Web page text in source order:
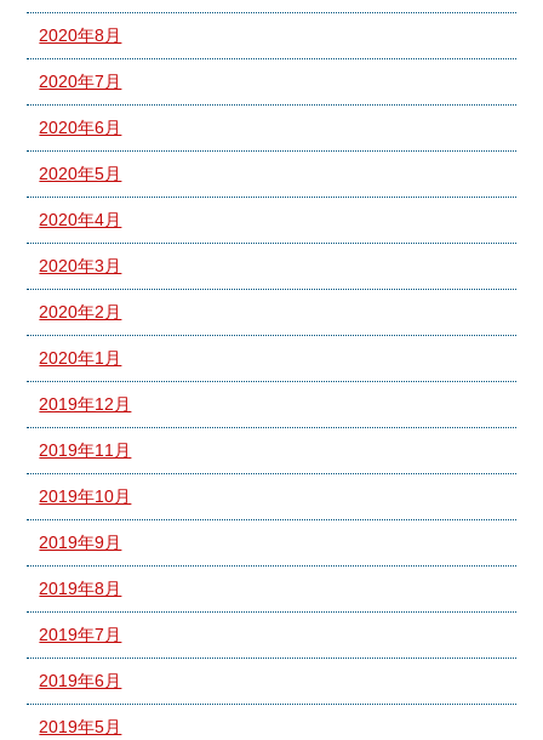
2020年8月
2020年7月
2020年6月
2020年5月
2020年4月
2020年3月
2020年2月
2020年1月
2019年12月
2019年11月
2019年10月
2019年9月
2019年8月
2019年7月
2019年6月
2019年5月